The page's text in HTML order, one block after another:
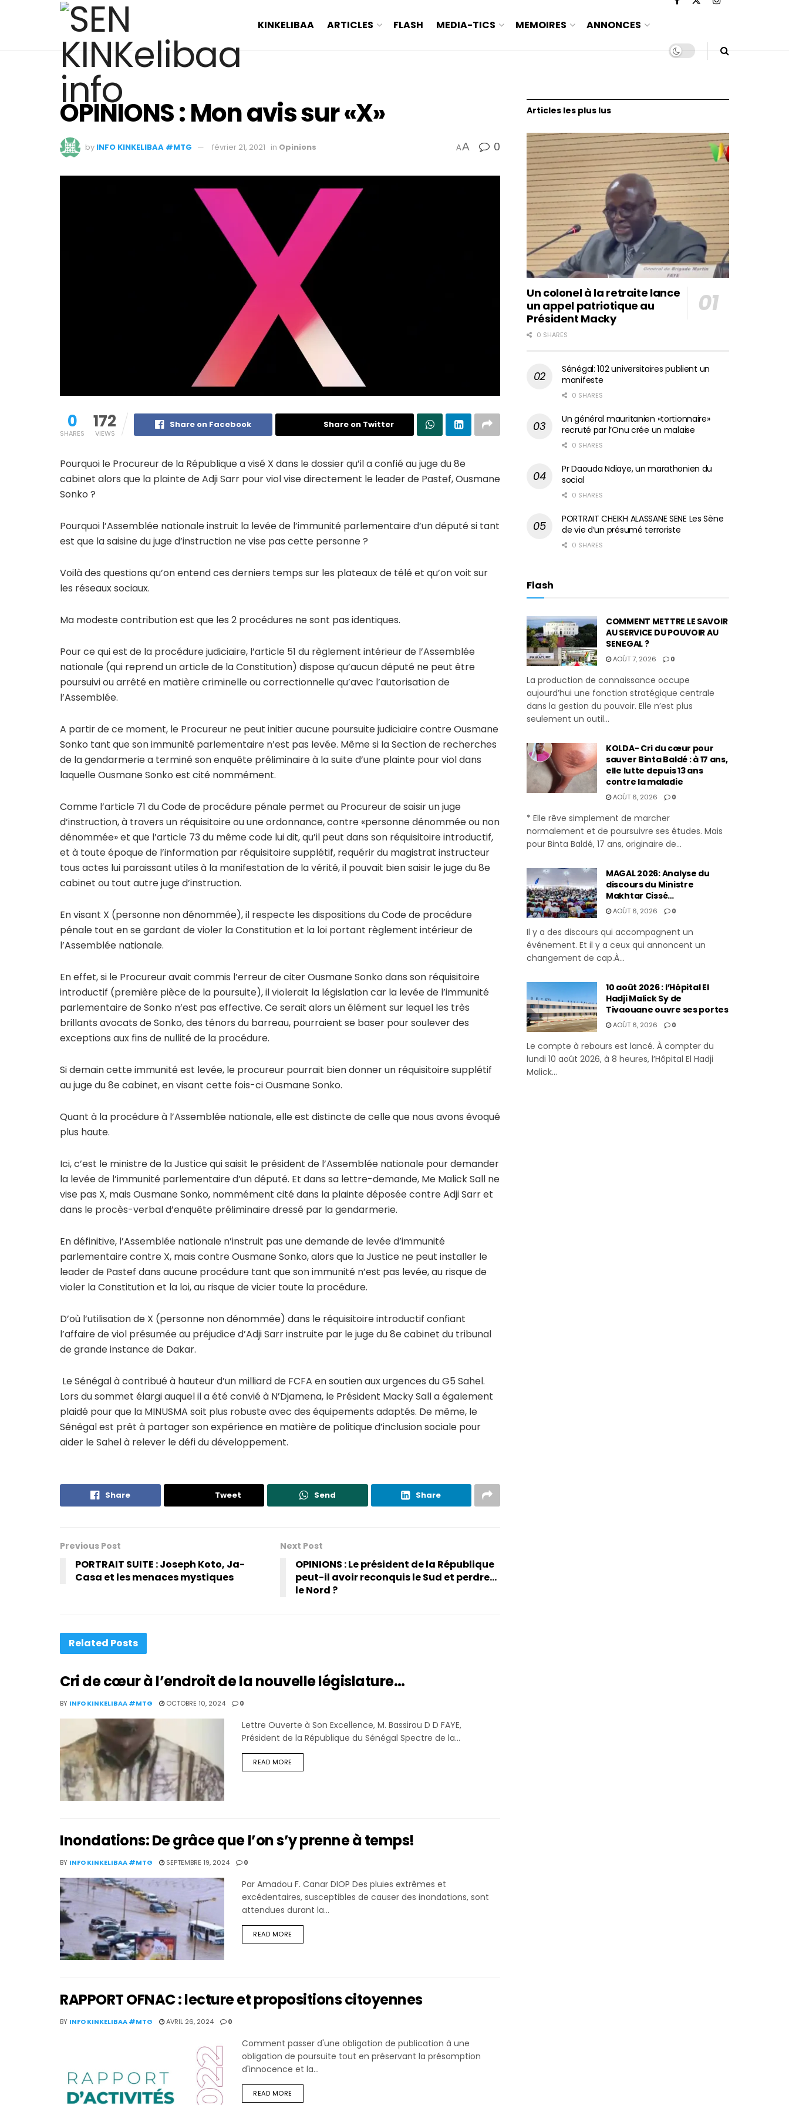
KINKELIBAA ARTICLES FLASH MEDIA-TICS MEMOIRES ANNONCES
OPINIONS : Mon avis sur «X»
by INFO KINKELIBAA #MTG février 21, 2021 in Opinions AA 0
0
SHARES
172
VIEWS
Share on Facebook Share on Twitter
Pourquoi le Procureur de la République a visé X dans le dossier qu’il a confié au juge du 8e
cabinet alors que la plainte de Adji Sarr pour viol vise directement le leader de Pastef, Ousmane
Sonko ?
Pourquoi l’Assemblée nationale instruit la levée de l’immunité parlementaire d’un député si tant
est que la saisine du juge d’instruction ne vise pas cette personne ?
Voilà des questions qu’on entend ces derniers temps sur les plateaux de télé et qu’on voit sur
les réseaux sociaux.
Ma modeste contribution est que les 2 procédures ne sont pas identiques.
Pour ce qui est de la procédure judiciaire, l’article 51 du règlement intérieur de l’Assemblée
nationale (qui reprend un article de la Constitution) dispose qu’aucun député ne peut être
poursuivi ou arrêté en matière criminelle ou correctionnelle qu’avec l’autorisation de
l’Assemblée.
A partir de ce moment, le Procureur ne peut initier aucune poursuite judiciaire contre Ousmane
Sonko tant que son immunité parlementaire n’est pas levée. Même si la Section de recherches
de la gendarmerie a terminé son enquête préliminaire à la suite d’une plainte pour viol dans
laquelle Ousmane Sonko est cité nommément.
Comme l’article 71 du Code de procédure pénale permet au Procureur de saisir un juge
d’instruction, à travers un réquisitoire ou une ordonnance, contre «personne dénommée ou non
dénommée» et que l’article 73 du même code lui dit, qu’il peut dans son réquisitoire introductif,
et à toute époque de l’information par réquisitoire supplétif, requérir du magistrat instructeur
tous actes lui paraissant utiles à la manifestation de la vérité, il pouvait bien saisir le juge du 8e
cabinet ou tout autre juge d’instruction.
En visant X (personne non dénommée), il respecte les dispositions du Code de procédure
pénale tout en se gardant de violer la Constitution et la loi portant règlement intérieur de
l’Assemblée nationale.
En effet, si le Procureur avait commis l’erreur de citer Ousmane Sonko dans son réquisitoire
introductif (première pièce de la poursuite), il violerait la législation car la levée de l’immunité
parlementaire de Sonko n’est pas effective. Ce serait alors un élément sur lequel les très
brillants avocats de Sonko, des ténors du barreau, pourraient se baser pour soulever des
exceptions aux fins de nullité de la procédure.
Si demain cette immunité est levée, le procureur pourrait bien donner un réquisitoire supplétif
au juge du 8e cabinet, en visant cette fois-ci Ousmane Sonko.
Quant à la procédure à l’Assemblée nationale, elle est distincte de celle que nous avons évoqué
plus haute.
Ici, c’est le ministre de la Justice qui saisit le président de l’Assemblée nationale pour demander
la levée de l’immunité parlementaire d’un député. Et dans sa lettre-demande, Me Malick Sall ne
vise pas X, mais Ousmane Sonko, nommément cité dans la plainte déposée contre Adji Sarr et
dans le procès-verbal d’enquête préliminaire dressé par la gendarmerie.
En définitive, l’Assemblée nationale n’instruit pas une demande de levée d’immunité
parlementaire contre X, mais contre Ousmane Sonko, alors que la Justice ne peut installer le
leader de Pastef dans aucune procédure tant que son immunité n’est pas levée, au risque de
violer la Constitution et la loi, au risque de vicier toute la procédure.
D’où l’utilisation de X (personne non dénommée) dans le réquisitoire introductif confiant
l’affaire de viol présumée au préjudice d’Adji Sarr instruite par le juge du 8e cabinet du tribunal
de grande instance de Dakar.
Le Sénégal à contribué à hauteur d’un milliard de FCFA en soutien aux urgences du G5 Sahel.
Lors du sommet élargi auquel il a été convié à N’Djamena, le Président Macky Sall a également
plaidé pour que la MINUSMA soit plus robuste avec des équipements adaptés. De même, le
Sénégal est prêt à partager son expérience en matière de politique d’inclusion sociale pour
aider le Sahel à relever le défi du développement.
Share Tweet Send Share
Previous Post
PORTRAIT SUITE : Joseph Koto, Ja-
Casa et les menaces mystiques
Next Post
OPINIONS : Le président de la République
peut-il avoir reconquis le Sud et perdre…
le Nord ?
Related Posts
Cri de cœur à l’endroit de la nouvelle législature…
BY INFO KINKELIBAA #MTG OCTOBRE 10, 2024 0
Lettre Ouverte à Son Excellence, M. Bassirou D D FAYE,
Président de la République du Sénégal Spectre de la...
READ MORE
Inondations: De grâce que l’on s’y prenne à temps!
BY INFO KINKELIBAA #MTG SEPTEMBRE 19, 2024 0
Par Amadou F. Canar DIOP Des pluies extrêmes et
excédentaires, susceptibles de causer des inondations, sont
attendues durant la...
READ MORE
RAPPORT OFNAC : lecture et propositions citoyennes
BY INFO KINKELIBAA #MTG AVRIL 26, 2024 0
Comment passer d'une obligation de publication à une
obligation de poursuite tout en préservant la présomption
d'innocence et la...
READ MORE
Articles les plus lus
Un colonel à la retraite lance
un appel patriotique au
Président Macky
0 SHARES
Sénégal: 102 universitaires publient un
manifeste
0 SHARES
Un général mauritanien «tortionnaire»
recruté par l’Onu crée un malaise
0 SHARES
Pr Daouda Ndiaye, un marathonien du
social
0 SHARES
PORTRAIT CHEIKH ALASSANE SENE Les Sène
de vie d’un présumé terroriste
0 SHARES
Flash
COMMENT METTRE LE SAVOIR
AU SERVICE DU POUVOIR AU
SENEGAL ?
AOÛT 7, 2026 0
La production de connaissance occupe
aujourd’hui une fonction stratégique centrale
dans la gestion du pouvoir. Elle n’est plus
seulement un outil...
KOLDA- Cri du cœur pour
sauver Binta Baldé : à 17 ans,
elle lutte depuis 13 ans
contre la maladie
AOÛT 6, 2026 0
* Elle rêve simplement de marcher
normalement et de poursuivre ses études. Mais
pour Binta Baldé, 17 ans, originaire de...
MAGAL 2026: Analyse du
discours du Ministre
Makhtar Cissé…
AOÛT 6, 2026 0
Il y a des discours qui accompagnent un
événement. Et il y a ceux qui annoncent un
changement de cap.À...
10 août 2026 : l’Hôpital El
Hadji Malick Sy de
Tivaouane ouvre ses portes
AOÛT 6, 2026 0
Le compte à rebours est lancé. À compter du
lundi 10 août 2026, à 8 heures, l’Hôpital El Hadji
Malick...